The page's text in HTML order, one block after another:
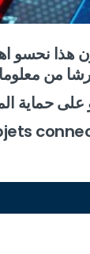
هذا نحسو
من
على حماية